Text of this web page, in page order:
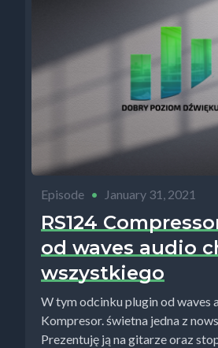
Episode • January 31, 2021
RS124
od waves audio
wszystkiego
W tym odcinku plugin od waves
Kompresor. świetna jedna z
Prezentuję ją na gitarze oraz